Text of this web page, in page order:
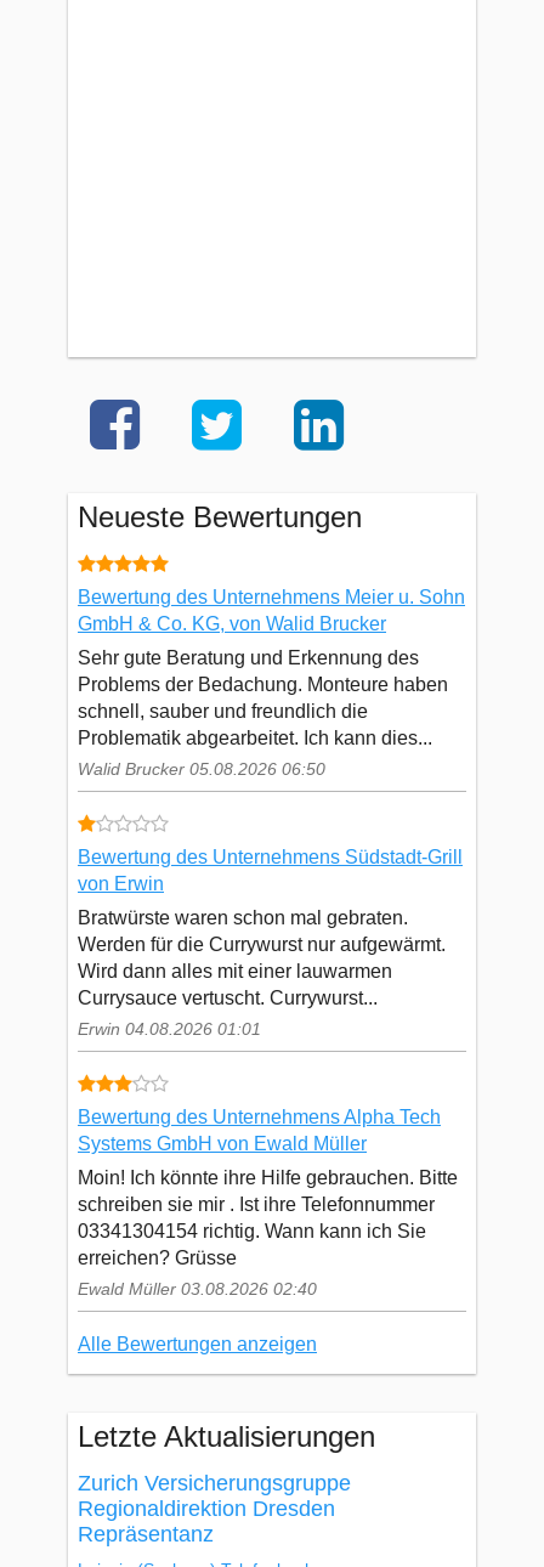
Neueste Bewertungen
Bewertung des Unternehmens Meier u. Sohn
GmbH & Co. KG, von Walid Brucker
Sehr gute Beratung und Erkennung des
Problems der Bedachung. Monteure haben
schnell, sauber und freundlich die
Problematik abgearbeitet. Ich kann dies...
Walid Brucker 05.08.2026 06:50
Bewertung des Unternehmens Südstadt-Grill
von Erwin
Bratwürste waren schon mal gebraten.
Werden für die Currywurst nur aufgewärmt.
Wird dann alles mit einer lauwarmen
Currysauce vertuscht. Currywurst...
Erwin 04.08.2026 01:01
Bewertung des Unternehmens Alpha Tech
Systems GmbH von Ewald Müller
Moin! Ich könnte ihre Hilfe gebrauchen. Bitte
schreiben sie mir . Ist ihre Telefonnummer
03341304154 richtig. Wann kann ich Sie
erreichen? Grüsse
Ewald Müller 03.08.2026 02:40
Alle Bewertungen anzeigen
Letzte Aktualisierungen
Zurich Versicherungsgruppe
Regionaldirektion Dresden
Repräsentanz